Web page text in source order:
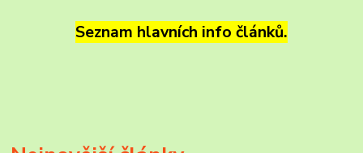
Seznam hlavních info článků.